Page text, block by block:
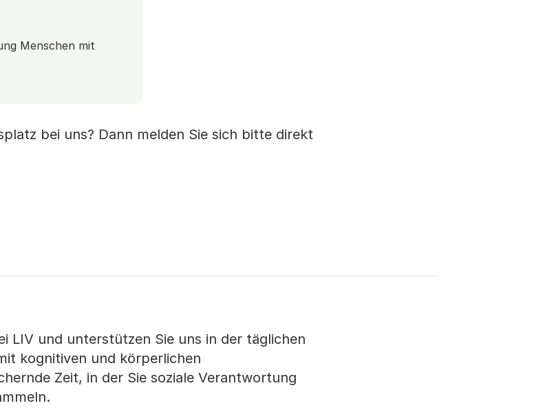
Menschen mit
bei uns? Dann melden Sie sich bitte direkt
LIV und unterstützen Sie uns in der täglichen
kognitiven und körperlichen
Zeit, in der Sie soziale Verantwortung